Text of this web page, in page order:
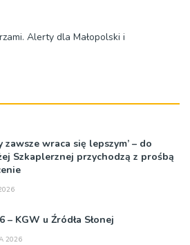
Alerty dla Małopolski i
zawsze wraca się lepszym’ – do
Szkaplerznej przychodzą z prośbą
– KGW u Źródła Słonej
2026